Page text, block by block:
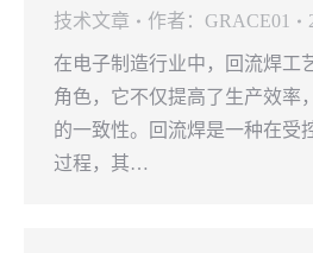
技术文章 作者： GRACE01
在电子制造行业中，回流焊工
角色，它不仅提高了生产效率
的一致性。回流焊是一种在受
过程，其…